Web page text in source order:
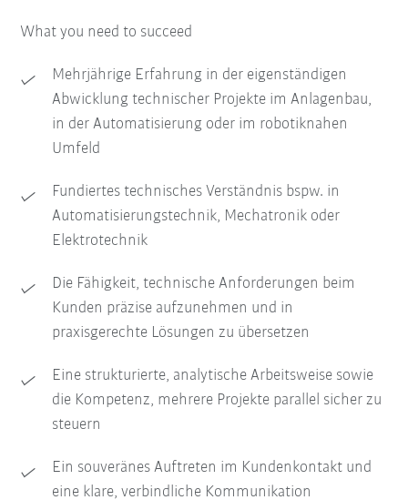
What you need to succeed
Mehrjährige Erfahrung in der eigenständigen
Abwicklung technischer Projekte im Anlagenbau,
in der Automatisierung oder im robotiknahen
Umfeld
Fundiertes technisches Verständnis bspw. in
Automatisierungstechnik, Mechatronik oder
Elektrotechnik
Die Fähigkeit, technische Anforderungen beim
Kunden präzise aufzunehmen und in
praxisgerechte Lösungen zu übersetzen
Eine strukturierte, analytische Arbeitsweise sowie
die Kompetenz, mehrere Projekte parallel sicher zu
steuern
Ein souveränes Auftreten im Kundenkontakt und
eine klare, verbindliche Kommunikation